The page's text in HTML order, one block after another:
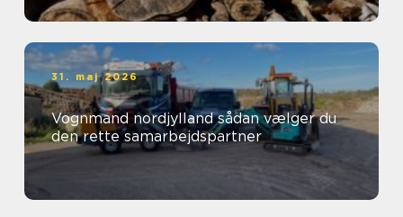
31. maj 2026
Vognmand nordjylland sådan vælger du
den rette samarbejdspartner